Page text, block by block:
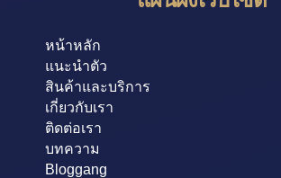
หน้าหลัก
แนะนำตัว
สินค้าและบริการ
เกี่ยวกับเรา
ติดต่อเรา
บทความ
Bloggang